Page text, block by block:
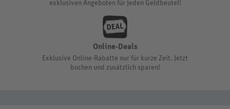
exklusiven Angeboten für jeden Geldbeutel!
Online-Deals
Exklusive Online-Rabatte nur für kurze Zeit. Jetzt
buchen und zusätzlich sparen!